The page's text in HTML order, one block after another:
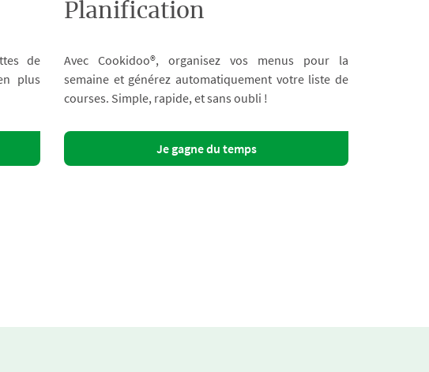
de
plus
Planification
Avec Cookidoo®, organisez vos menus pour la
semaine et générez automatiquement votre liste de
courses. Simple, rapide, et sans oubli !
Je gagne du temps